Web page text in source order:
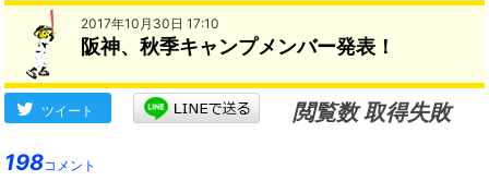
ロングティーとか、バッティ
そういうところ」
2017年10月30日 17:10
阪神、秋季キャンプメンバー発表！
ツイート
閲覧数 取得失敗
198コメント